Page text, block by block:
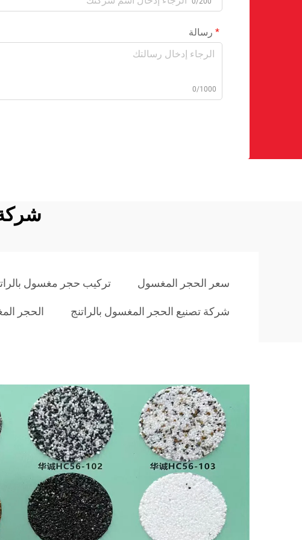
رسالة
0/1000
سعر الحجر المغسول تركيب حجر مغسول
شركة تصنيع الحجر المغسول بالراتنج الحجر